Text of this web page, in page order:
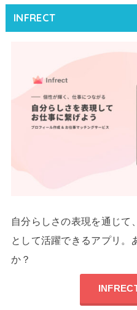
INFRECT
自分らしさの表現を通じて
として活躍できるアプリ。
か？